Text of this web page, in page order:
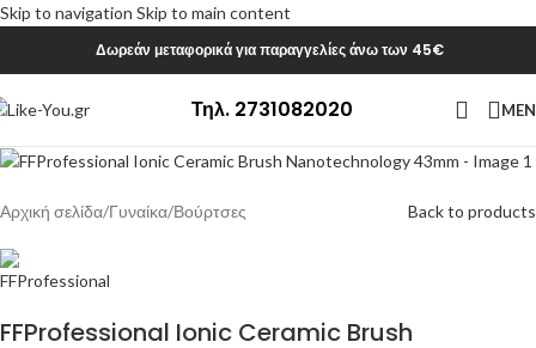
Skip to navigation Skip to main content
Δωρεάν μεταφορικά για παραγγελίες άνω των 45€
Τηλ. 2731082020
Αρχική σελίδα/Γυναίκα/Βούρτσες Back to products
FFProfessional Ionic Ceramic Brush